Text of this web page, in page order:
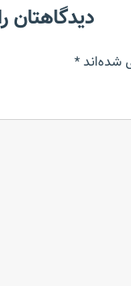
دیدگاهتان
شده‌اند*